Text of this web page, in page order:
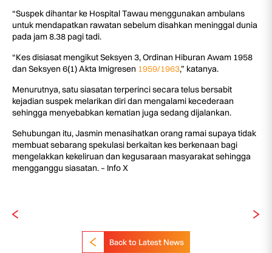
“Suspek dihantar ke Hospital Tawau menggunakan ambulans
untuk mendapatkan rawatan sebelum disahkan meninggal dunia
pada jam 8.38 pagi tadi.
“Kes disiasat mengikut Seksyen 3, Ordinan Hiburan Awam 1958
dan Seksyen 6(1) Akta Imigresen 1959/1963,” katanya.
Menurutnya, satu siasatan terperinci secara telus bersabit
kejadian suspek melarikan diri dan mengalami kecederaan
sehingga menyebabkan kematian juga sedang dijalankan.
Sehubungan itu, Jasmin menasihatkan orang ramai supaya tidak
membuat sebarang spekulasi berkaitan kes berkenaan bagi
mengelakkan kekeliruan dan kegusaraan masyarakat sehingga
mengganggu siasatan. – Info X
Back to Latest News